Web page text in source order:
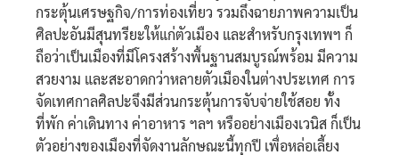
กระตุ้นเศรษฐกิจ/การท่องเที่ยว รวมถึงฉายภาพความเป็น
ศิลปะอันมีสุนทรียะให้แก่ตัวเมือง และสำหรับกรุงเทพฯ ก็
ถือว่าเป็นเมืองที่มีโครงสร้างพื้นฐานสมบูรณ์พร้อม มีความ
สวยงาม และสะอาดกว่าหลายตัวเมืองในต่างประเทศ การ
จัดเทศกาลศิลปะจึงมีส่วนกระตุ้นการจับจ่ายใช้สอย ทั้ง
ที่พัก ค่าเดินทาง ค่าอาหาร ฯลฯ หรืออย่างเมืองเวนิส ก็เป็น
ตัวอย่างของเมืองที่จัดงานลักษณะนี้ทุกปี เพื่อหล่อเลี้ยง